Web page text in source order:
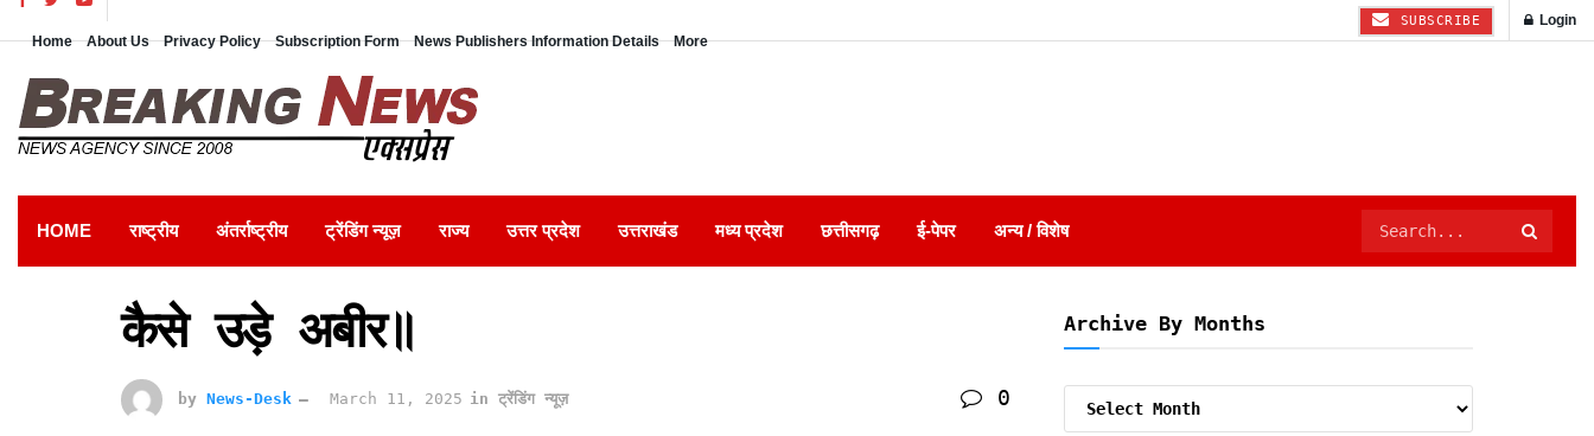
Home About Us Privacy Policy Subscription Form News Publishers Information Details More
SUBSCRIBE Login
HOME राष्ट्रीय अंतर्राष्ट्रीय ट्रेंडिंग न्यूज़ राज्य उत्तर प्रदेश उत्तराखंड मध्य प्रदेश छत्तीसगढ़ ई-पेपर अन्य / विशेष
कैसे उड़े अबीर॥
by News-Desk March 11, 2025 in ट्रेंडिंग न्यूज़ 0
Archive By Months